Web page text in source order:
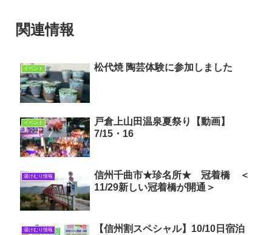
関連情報
イベント 松代焼 陶芸体験に参加しました
イベント
戸倉上山田温泉夏祭り【動画】
7/15・16
湯けむり情報
信州千曲市★珍名所★ 冠着橋 ＜
11/29新しい冠着橋が開通＞
湯けむり情報
【信州割スペシャル】10/10日宿泊